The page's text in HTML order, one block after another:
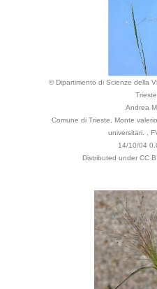
© Dipartimento di Scienze della
Trieste
Andrea
Comune di Trieste, Monte
universitari. ,
14/10/04
Distributed under CC